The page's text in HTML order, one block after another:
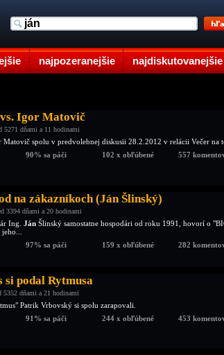
najpozeranejšie najdiskutovanejšie
Igor Matovič
5271 dňami a 11 hodinami
Matovič spolu v predvolebnej diskusii 28.2.2012 v relácii Večer na
90% sa páči 102 x obľúbené 557
na zákazníkoch (Ján Šlinský)
3394 dňami a 20 hodinami
Ing. Ján Šlinský samostatne hospodári od roku 1991, hovorí o
97% sa páči 159 x obľúbené 282
si podal Rytmusa
5352 dňami a 21 hodinami
Patrik Vrbovský si spolu zarapovali.
91% sa páči 244 x obľúbené 453